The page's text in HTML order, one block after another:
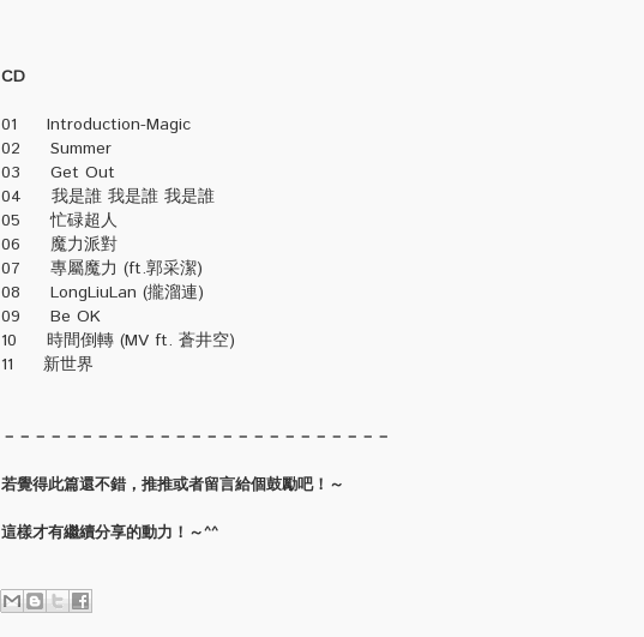
CD
01 Introduction-Magic
02 Summer
03 Get Out
04 我是誰 我是誰 我是誰
05 忙碌超人
06 魔力派對
07 專屬魔力 (ft.郭采潔)
08 LongLiuLan (攏溜連)
09 Be OK
10 時間倒轉 (MV ft. 蒼井空)
11 新世界
－－－－－－－－－－－－－－－－－－－－－－－－－
若覺得此篇還不錯，推推或者留言給個鼓勵吧！～
這樣才有繼續分享的動力！～^^